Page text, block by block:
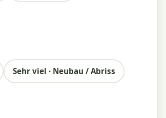
Sehr viel · Neubau / Abriss